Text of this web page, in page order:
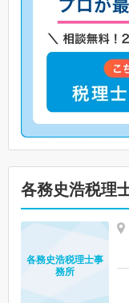
各務史浩税理
各務史浩税理士事
務所